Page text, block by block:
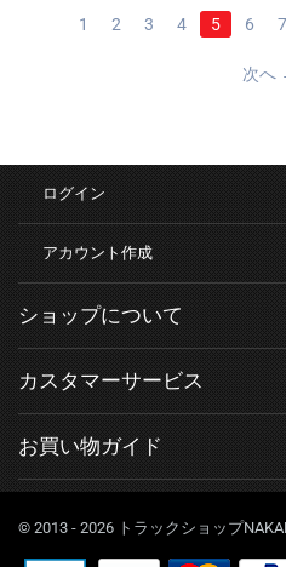
1 2 3 4 5 6 7
次へ
ログイン
アカウント作成
ショップについて
カスタマーサービス
お買い物ガイド
© 2013 - 2026 トラックショップ